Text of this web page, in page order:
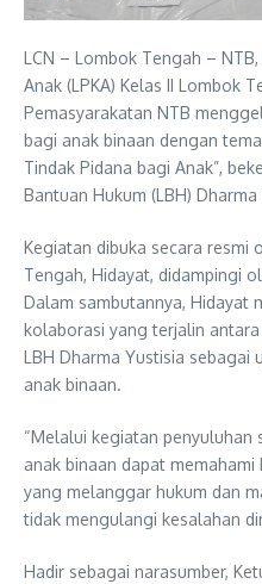
LCN – Lombok Tengah –
Anak (LPKA) Kelas II Lombok
Pemasyarakatan NTB
bagi anak binaan dengan
Tindak Pidana bagi Anak”,
Bantuan Hukum (LBH)
Kegiatan dibuka secara resmi
Tengah, Hidayat, didampingi
Dalam sambutannya, Hidayat
kolaborasi yang terjalin
LBH Dharma Yustisia sebagai
anak binaan.
“Melalui kegiatan penyuluhan
anak binaan dapat
yang melanggar hukum dan
tidak mengulangi kesalahan
Hadir sebagai narasumber,